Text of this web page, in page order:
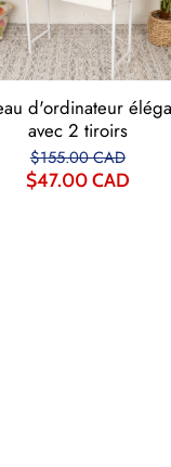
d'ordinateur
avec 2 tiroirs
$155.00 CAD
$47.00 CAD